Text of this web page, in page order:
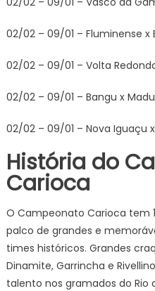
02/02 – 09/01 – Fluminense x
02/02 – 09/01 – Volta
02/02 – 09/01 – Bangu x
02/02 – 09/01 – Nova Iguaçu
História do
Carioca
O Campeonato Carioca tem
palco de grandes e
times históricos. Grandes
Dinamite, Garrincha e
talento nos gramados do Rio